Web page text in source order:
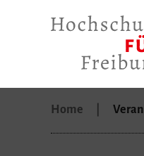
Home